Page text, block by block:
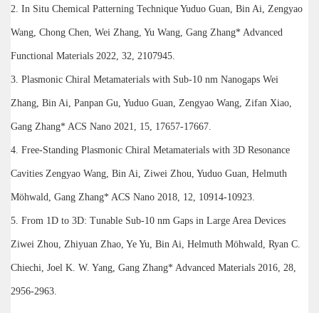
2. In Situ Chemical Patterning Technique Yuduo Guan, Bin Ai, Zengyao
Wang, Chong Chen, Wei Zhang, Yu Wang, Gang Zhang* Advanced
Functional Materials 2022, 32, 2107945.
3. Plasmonic Chiral Metamaterials with Sub-10 nm Nanogaps Wei
Zhang, Bin Ai, Panpan Gu, Yuduo Guan, Zengyao Wang, Zifan Xiao,
Gang Zhang* ACS Nano 2021, 15, 17657-17667.
4. Free-Standing Plasmonic Chiral Metamaterials with 3D Resonance
Cavities Zengyao Wang, Bin Ai, Ziwei Zhou, Yuduo Guan, Helmuth
Möhwald, Gang Zhang* ACS Nano 2018, 12, 10914-10923.
5. From 1D to 3D: Tunable Sub-10 nm Gaps in Large Area Devices
Ziwei Zhou, Zhiyuan Zhao, Ye Yu, Bin Ai, Helmuth Möhwald, Ryan C.
Chiechi, Joel K. W. Yang, Gang Zhang* Advanced Materials 2016, 28,
2956-2963.